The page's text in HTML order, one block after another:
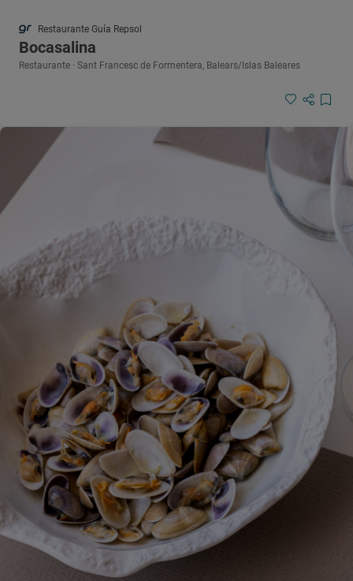
Restaurante Guía Repsol
Bocasalina
Restaurante · Sant Francesc de Formentera, Balears/Islas Baleares